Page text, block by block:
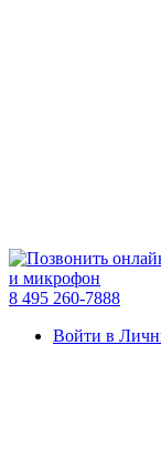
8 495 260-7888
Войти в